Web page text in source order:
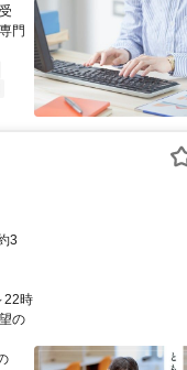
門
3
22時
の